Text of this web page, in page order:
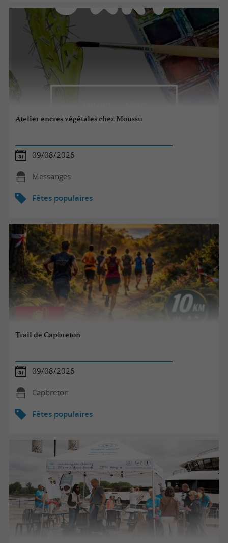
Atelier encres végétales chez Moussu
09/08/2026
Messanges
Fêtes populaires
Trail de Capbreton
09/08/2026
Capbreton
Fêtes populaires